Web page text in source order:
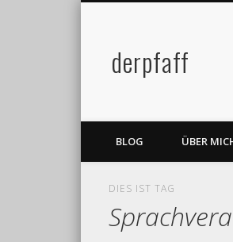
derpfaff
FacebookTwitter
BLOG ÜBER
DIES IST TAG